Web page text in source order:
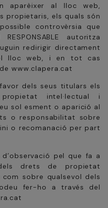
aparèixer al lloc web,
propietaris, els quals són
controvèrsia que
autoritza
redirigir directament
lloc web, i en tot cas
www.clapera.cat
favor dels seus titulars els
intel·lectual i
sol esment o aparició al
o responsabilitat sobre
o recomanació per part
pel que fa a
drets de propietat
sobre qualsevol dels
fer-ho a través del